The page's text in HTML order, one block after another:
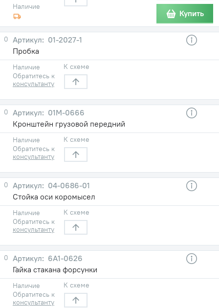
Наличие
Купить
0
01-2027-1
Пробка
Наличие
Обратитесь к
консультанту
К схеме
0
01М-0666
Кронштейн грузовой передний
Наличие
Обратитесь к
консультанту
К схеме
0
04-0686-01
Стойка оси коромысел
Наличие
Обратитесь к
консультанту
К схеме
0
6А1-0626
Гайка стакана форсунки
Наличие
Обратитесь к
консультанту
К схеме